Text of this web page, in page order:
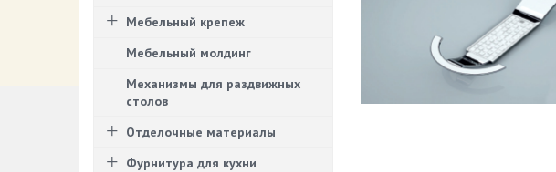
Мебельный крепеж
Мебельный молдинг
Механизмы для раздвижных
столов
Отделочные материалы
Фурнитура для кухни